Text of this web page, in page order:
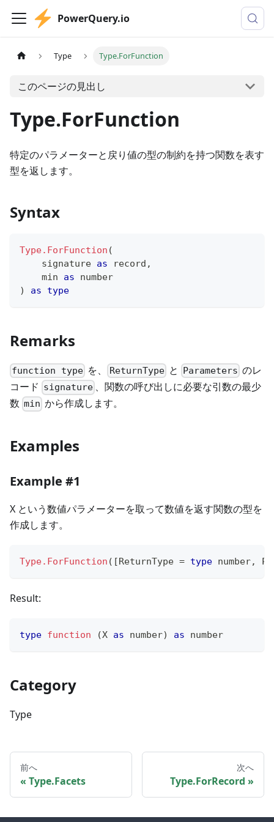
PowerQuery.io
Type Type.ForFunction
このページの見出し
Type.ForFunction
特定のパラメーターと戻り値の型の制約を持つ関数を表す
型を返します。
Syntax
Type.ForFunction (
    signature
as record ,
    min
as
number
)
as type
Remarks
function type を、 ReturnTypeと Parameters のレ
コード signature 、関数の呼び出しに必要な引数の最少
数 min から作成します。
Examples
Example #1
X という数値パラメーターを取って数値を返す関数の型を
作成します。
Type.ForFunction ( [ReturnType = type number,
Result:
type function (X as number) as number
Category
Type
前へ
Type.Facets
次へ
Type.ForRecord